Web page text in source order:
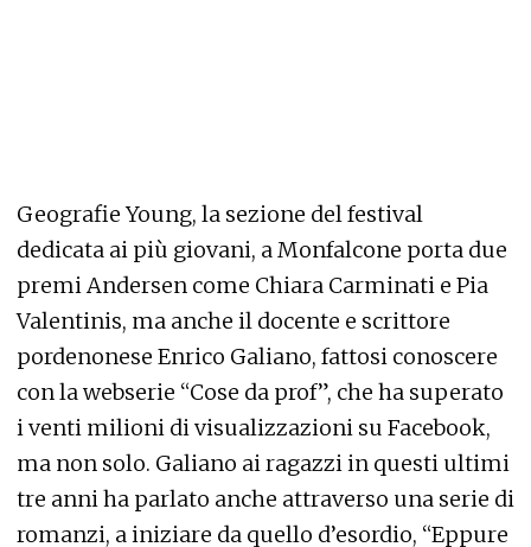
Geografie Young, la sezione del festival
dedicata ai più giovani, a Monfalcone porta due
premi Andersen come Chiara Carminati e Pia
Valentinis, ma anche il docente e scrittore
pordenonese Enrico Galiano, fattosi conoscere
con la webserie “Cose da prof”, che ha superato
i venti milioni di visualizzazioni su Facebook,
ma non solo. Galiano ai ragazzi in questi ultimi
tre anni ha parlato anche attraverso una serie di
romanzi, a iniziare da quello d’esordio, “Eppure